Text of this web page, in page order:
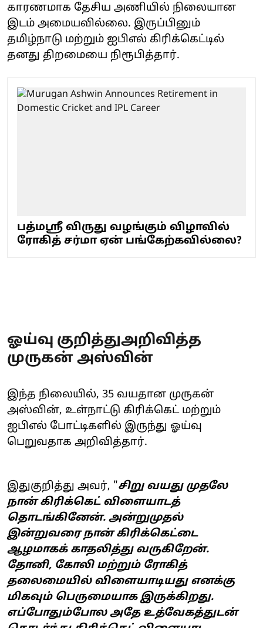
காரணமாக தேசிய அணியில் நிலையான
இடம் அமையவில்லை. இருப்பினும்
தமிழ்நாடு மற்றும் ஐபிஎல் கிரிக்கெட்டில்
தனது திறமையை நிரூபித்தார்.
பத்மஸ்ரீ விருது வழங்கும் விழாவில்
ரோகித் சர்மா ஏன் பங்கேற்கவில்லை?
ஓய்வு குறித்துஅறிவித்த
முருகன் அஸ்வின்
இந்த நிலையில், 35 வயதான முருகன்
அஸ்வின், உள்நாட்டு கிரிக்கெட் மற்றும்
ஐபிஎல் போட்டிகளில் இருந்து ஓய்வு
பெறுவதாக அறிவித்தார்.
இதுகுறித்து அவர், "சிறு வயது முதலே
நான் கிரிக்கெட் விளையாடத்
தொடங்கினேன். அன்றுமுதல்
இன்றுவரை நான் கிரிக்கெட்டை
ஆழமாகக் காதலித்து வருகிறேன்.
தோனி, கோலி மற்றும் ரோகித்
தலைமையில் விளையாடியது எனக்கு
மிகவும் பெருமையாக இருக்கிறது.
எப்போதும்போல அதே உத்வேகத்துடன்